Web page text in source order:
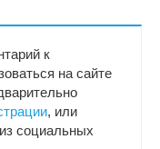
к
на сайте
, или
социальных